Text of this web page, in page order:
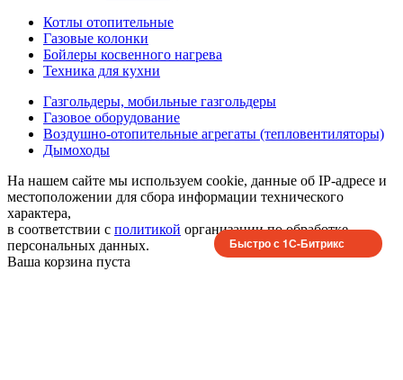
Котлы отопительные
Газовые колонки
Бойлеры косвенного нагрева
Техника для кухни
Газгольдеры, мобильные газгольдеры
Газовое оборудование
Воздушно-отопительные агрегаты (тепловентиляторы)
Дымоходы
На нашем сайте мы используем cookie, данные об IP-адресе и
местоположении для сбора информации технического
характера,
в соответствии с политикой организации по обработке
персональных данных.
Ваша корзина пуста
Быстро с 1С-Битрикс